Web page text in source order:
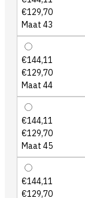
€129,70
Maat 43
€144,11
€129,70
Maat 44
€144,11
€129,70
Maat 45
€144,11
€129,70